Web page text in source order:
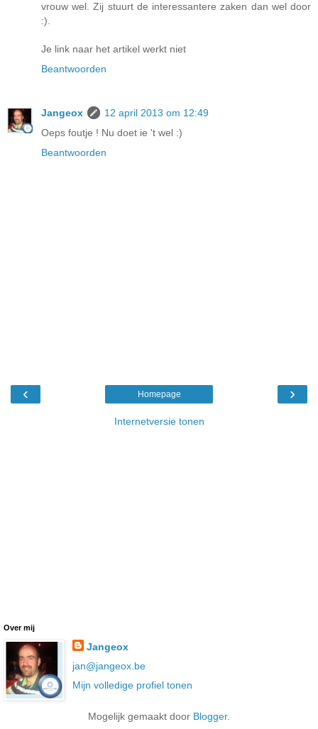
vrouw wel. Zij stuurt de interessantere zaken dan wel door
:).
Je link naar het artikel werkt niet
Beantwoorden
Jangeox
12 april 2013 om 12:49
Oeps foutje ! Nu doet ie 't wel :)
Beantwoorden
‹ ›
Homepage
Internetversie tonen
Over mij
Jangeox
jan@jangeox.be
Mijn volledige profiel tonen
Mogelijk gemaakt door Blogger.